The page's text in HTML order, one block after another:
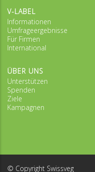
V-LABEL
Informationen
Umfrageergebnisse
Für Firmen
International
ÜBER UNS
Unterstützen
Spenden
Ziele
Kampagnen
© Copyright Swissveg